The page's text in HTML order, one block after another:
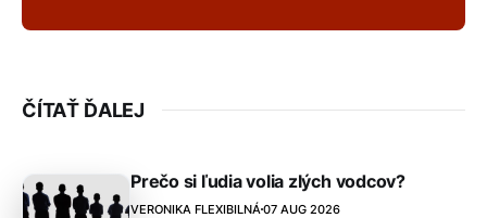
ČÍTAŤ ĎALEJ
Prečo si ľudia volia zlých vodcov?
VERONIKA FLEXIBILNÁ 07 AUG 2026